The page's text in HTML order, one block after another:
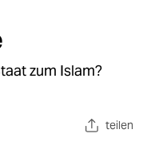
zum Islam?
teilen